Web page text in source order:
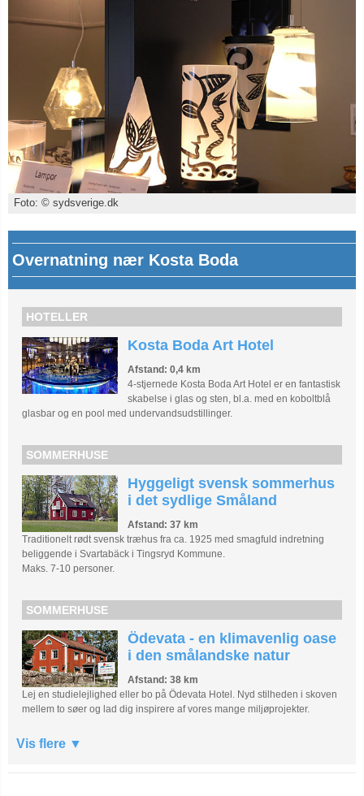
Foto: © sydsverige.dk
Overnatning nær Kosta Boda
HOTELLER
Kosta Boda Art Hotel
Afstand: 0,4 km
4-stjernede Kosta Boda Art Hotel er en fantastisk
skabelse i glas og sten, bl.a. med en koboltblå
glasbar og en pool med undervandsudstillinger.
SOMMERHUSE
Hyggeligt svensk sommerhus
i det sydlige Småland
Afstand: 37 km
Traditionelt rødt svensk træhus fra ca. 1925 med smagfuld indretning
beliggende i Svartabäck i Tingsryd Kommune.
Maks. 7-10 personer.
SOMMERHUSE
Ödevata - en klimavenlig oase
i den smålandske natur
Afstand: 38 km
Lej en studielejlighed eller bo på Ödevata Hotel. Nyd stilheden i skoven
mellem to søer og lad dig inspirere af vores mange miljøprojekter.
Vis flere